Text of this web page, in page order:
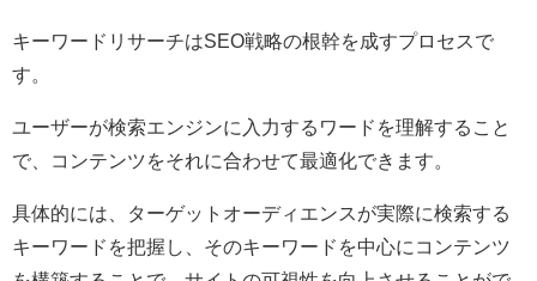
キーワードリサーチはSEO戦略の根幹を成すプロセスで
す。
ユーザーが検索エンジンに入力するワードを理解すること
で、コンテンツをそれに合わせて最適化できます。
具体的には、ターゲットオーディエンスが実際に検索する
キーワードを把握し、そのキーワードを中心にコンテンツ